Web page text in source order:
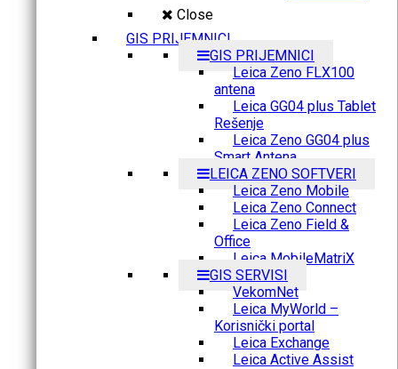
Close
GIS PRIJEMNICI
GIS PRIJEMNICI
Leica Zeno FLX100
antena
Leica GG04 plus Tablet
Rešenje
Leica Zeno GG04 plus
Smart Antena
LEICA ZENO SOFTVERI
Leica Zeno Mobile
Leica Zeno Connect
Leica Zeno Field &
Office
Leica MobileMatriX
GIS SERVISI
VekomNet
Leica MyWorld –
Korisnički portal
Leica Exchange
Leica Active Assist